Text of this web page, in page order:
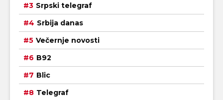
Srpski telegraf
Srbija danas
Večernje novosti
B92
Blic
Telegraf